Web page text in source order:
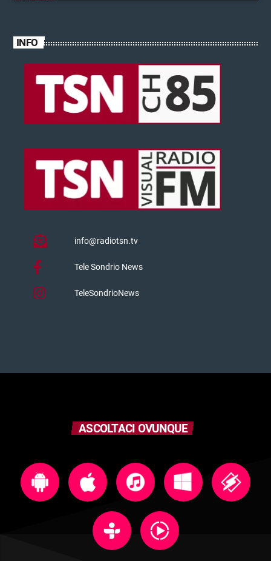
INFO
info@radiotsn.tv
Tele Sondrio News
TeleSondrioNews
ASCOLTACI OVUNQUE